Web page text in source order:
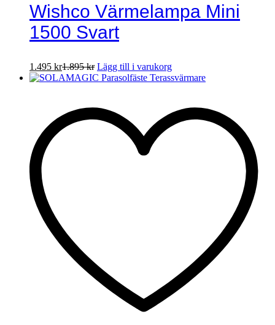
Wishco Värmelampa Mini
1500 Svart
1.495 kr1.895kr Lägg till i varukorg